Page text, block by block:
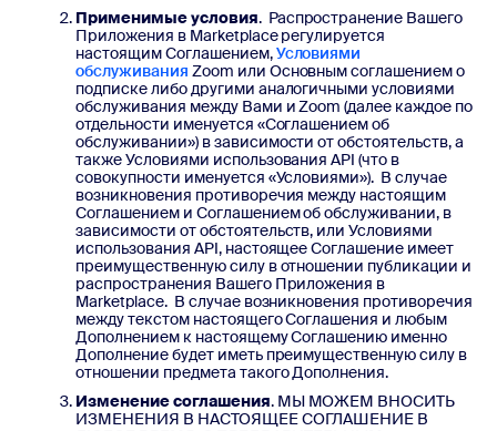
Применимые условия. Распространение Вашего
Приложения в Marketplace регулируется
настоящим Соглашением,Условиями
обслуживания Zoom или Основным соглашением о
подписке либо другими аналогичными условиями
обслуживания между Вами и Zoom (далее каждое по
отдельности именуется «Соглашением об
обслуживании») в зависимости от обстоятельств, а
также Условиями использования API (что в
совокупности именуется «Условиями»). В случае
возникновения противоречия между настоящим
Соглашением и Соглашением об обслуживании, в
зависимости от обстоятельств, или Условиями
использования API, настоящее Соглашение имеет
преимущественную силу в отношении публикации и
распространения Вашего Приложения в
Marketplace. В случае возникновения противоречия
между текстом настоящего Соглашения и любым
Дополнением к настоящему Соглашению именно
Дополнение будет иметь преимущественную силу в
отношении предмета такого Дополнения.
Изменение соглашения. МЫ МОЖЕМ ВНОСИТЬ
ИЗМЕНЕНИЯ В НАСТОЯЩЕЕ СОГЛАШЕНИЕ В